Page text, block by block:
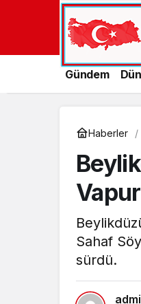
Gündem
Haberler
Sahaf
sürdü.